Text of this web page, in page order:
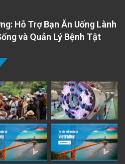
Hỗ Trợ Bạn Ăn Uống Lành
và Quản Lý Bệnh Tật